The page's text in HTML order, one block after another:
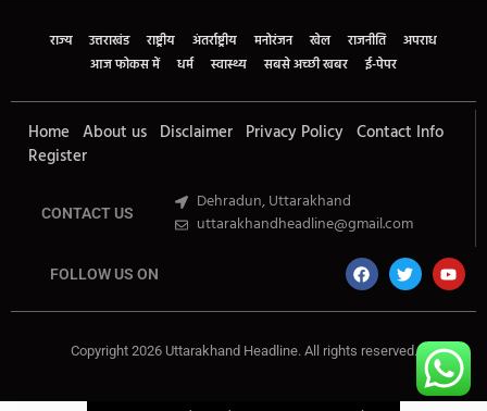
राज्य उत्तराखंड राष्ट्रीय अंतर्राष्ट्रीय मनोरंजन खेल राजनीति
अपराध
आज फोकस में
धर्म स्वास्थ्य सबसे अच्छी खबर ई-पेपर
Home About us Disclaimer Privacy Policy Contact Info
Register
CONTACT US
Dehradun, Uttarakhand
uttarakhandheadline@gmail.com
FOLLOW US ON
Copyright 2026 Uttarakhand Headline. All rights reserved.